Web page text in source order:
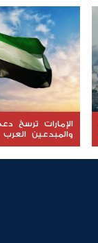
الإمارات ترسخ
والمبدعين